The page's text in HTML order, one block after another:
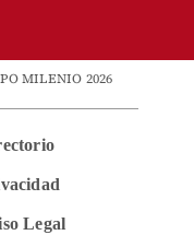
MILENIO 2026
Legal